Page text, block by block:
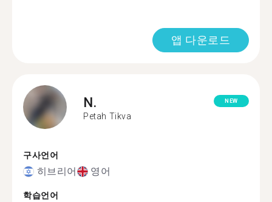
앱 다운로드
N.
Petah Tikva
NEW
구사언어
히브리어 영어
학습언어